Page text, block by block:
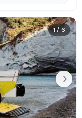
1 /6